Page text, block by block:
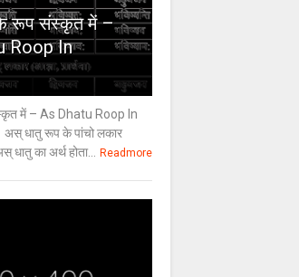
रूप संस्कृत में –
Roop In
में – As Dhatu Roop In
धातु रूप के पांचो लकार
धातु का अर्थ होता... Readmore